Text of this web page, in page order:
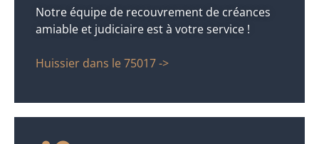
Notre équipe de recouvrement de créances
amiable et judiciaire est à votre service !
Huissier dans le 75017 ->